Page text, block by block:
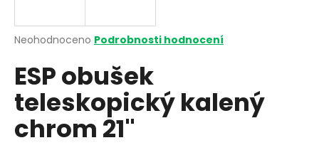
Průměrné
produktu
je
0,0
z
5
hvězdiček.
Neohodnoceno Podrobnosti hodnocení
ESP obušek
teleskopický kalený
chrom 21"
j
t
?